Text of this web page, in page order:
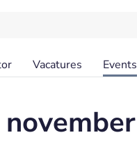
Vacatures Events